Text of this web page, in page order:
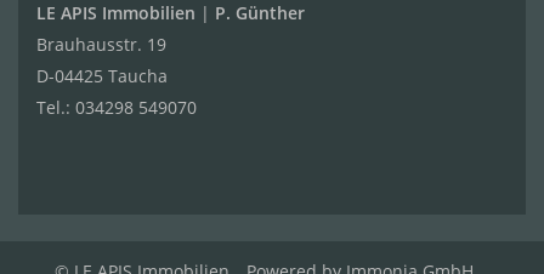
LE APIS Immobilien | P. Günther
Brauhausstr. 19
D-04425 Taucha
Tel.: 034298 549070